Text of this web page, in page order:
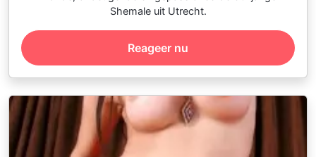
Shemale uit Utrecht.
Reageer nu